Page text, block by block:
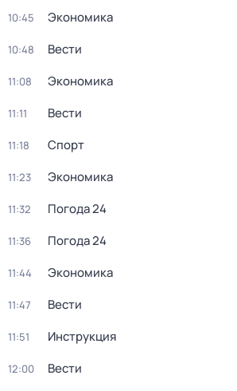
10:45 Экономика
10:48 Вести
11:08 Экономика
11:11 Вести
11:18 Спорт
11:23 Экономика
11:32 Погода 24
11:36 Погода 24
11:44 Экономика
11:47 Вести
11:51 Инструкция
12:00 Вести